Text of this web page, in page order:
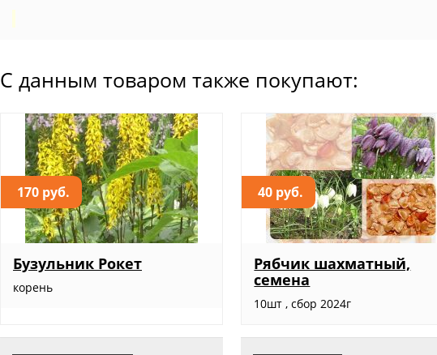
С данным товаром также покупают:
170 руб.
Бузульник Рокет
корень
40 руб.
Рябчик шахматный,
семена
10шт , сбор 2024г